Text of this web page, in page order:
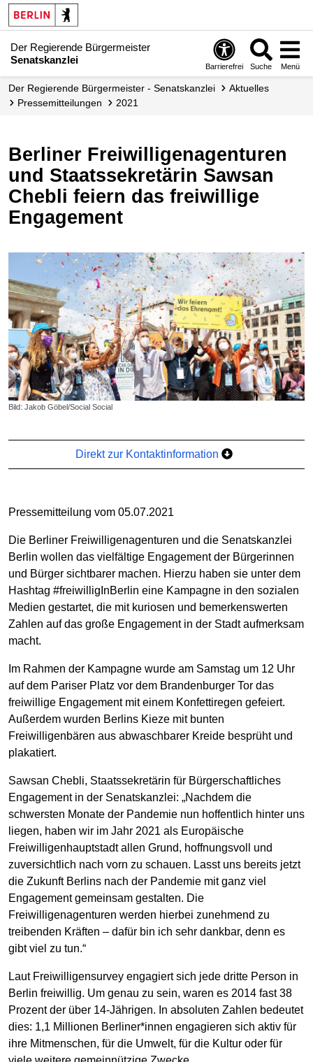
Der Regierende Bürgermeister
Senatskanzlei
Barrierefrei Suche Menü
Der Regierende Bürgermeister - Senatskanzlei
Aktuelles
Presse­mitteilungen
2021
Berliner Freiwilligenagenturen
und Staatssekretärin Sawsan
Chebli feiern das freiwillige
Engagement
Bild: Jakob Göbel/Social Social
Direkt zur Kontaktinformation
Pressemitteilung vom 05.07.2021
Die Berliner Freiwilligenagenturen und die Senatskanzlei
Berlin wollen das vielfältige Engagement der Bürgerinnen
und Bürger sichtbarer machen. Hierzu haben sie unter dem
Hashtag #freiwilligInBerlin eine Kampagne in den sozialen
Medien gestartet, die mit kuriosen und bemerkenswerten
Zahlen auf das große Engagement in der Stadt aufmerksam
macht.
Im Rahmen der Kampagne wurde am Samstag um 12 Uhr
auf dem Pariser Platz vor dem Brandenburger Tor das
freiwillige Engagement mit einem Konfettiregen gefeiert.
Außerdem wurden Berlins Kieze mit bunten
Freiwilligenbären aus abwaschbarer Kreide besprüht und
plakatiert.
Sawsan Chebli, Staatssekretärin für Bürgerschaftliches
Engagement in der Senatskanzlei: „Nachdem die
schwersten Monate der Pandemie nun hoffentlich hinter uns
liegen, haben wir im Jahr 2021 als Europäische
Freiwilligenhauptstadt allen Grund, hoffnungsvoll und
zuversichtlich nach vorn zu schauen. Lasst uns bereits jetzt
die Zukunft Berlins nach der Pandemie mit ganz viel
Engagement gemeinsam gestalten. Die
Freiwilligenagenturen werden hierbei zunehmend zu
treibenden Kräften – dafür bin ich sehr dankbar, denn es
gibt viel zu tun.“
Laut Freiwilligensurvey engagiert sich jede dritte Person in
Berlin freiwillig. Um genau zu sein, waren es 2014 fast 38
Prozent der über 14-Jährigen. In absoluten Zahlen bedeutet
dies: 1,1 Millionen Berliner*innen engagieren sich aktiv für
ihre Mitmenschen, für die Umwelt, für die Kultur oder für